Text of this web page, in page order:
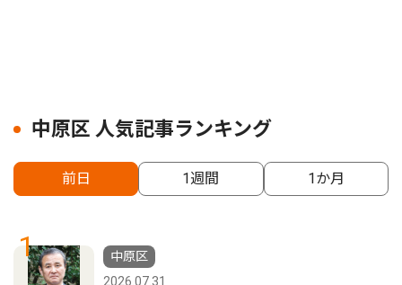
中原区 人気記事ランキング
前日 1週間 1か月
1
中原区
2026.07.31